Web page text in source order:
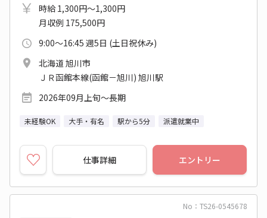
時給 1,300円～1,300円
月収例 175,500円
9:00～16:45 週5日 (土日祝休み)
北海道 旭川市
ＪＲ函館本線(函館－旭川) 旭川駅
2026年09月上旬～長期
未経験OK 大手・有名 駅から5分 派遣就業中
仕事詳細 エントリー
No：TS26-0545678